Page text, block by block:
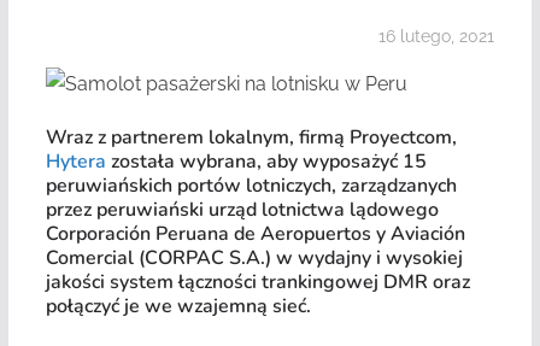
16 lutego, 2021
Wraz z partnerem lokalnym, firmą Proyectcom,
Hytera została wybrana, aby wyposażyć 15
peruwiańskich portów lotniczych, zarządzanych
przez peruwiański urząd lotnictwa lądowego
Corporación Peruana de Aeropuertos y Aviación
Comercial (CORPAC S.A.) w wydajny i wysokiej
jakości system łączności trankingowej DMR oraz
połączyć je we wzajemną sieć.